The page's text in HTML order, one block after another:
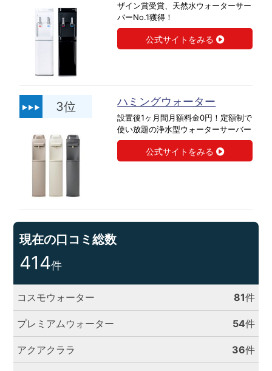
ザイン賞受賞、天然水ウォーターサー
バーNo.1獲得！
公式サイトをみる
3位 ハミングウォーター
設置後1ヶ月間月額料金0円！定額制で
使い放題の浄水型ウォーターサーバー
公式サイトをみる
現在の口コミ総数
414件
コスモウォーター 81件
プレミアムウォーター 54件
アクアクララ 36件